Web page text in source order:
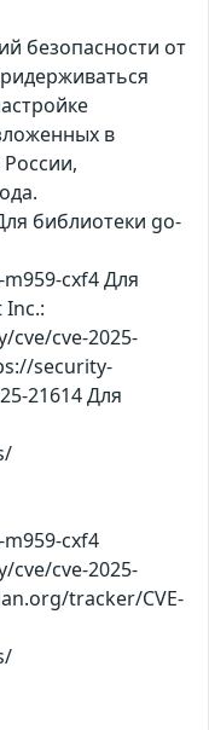
безопасности от
в
библиотеки go-
cxf4 Для
Inc.:
cve/cve-2025-
security-
21614 Для
cxf4
cve/cve-2025-
tracker/CVE-